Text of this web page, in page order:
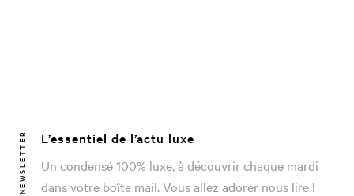
NEWSLETTER
L’essentiel de l’actu luxe
Un condensé 100% luxe, à découvrir chaque mardi
dans votre boîte mail. Vous allez adorer nous lire !